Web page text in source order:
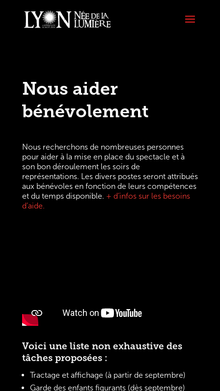
Nous aider
bénévolement
Nous recherchons de nombreuses personnes
pour aider à la mise en place du spectacle et à
son bon déroulement les soirs de
représentations. Les divers postes seront attribués
aux bénévoles en fonction de leurs compétences
et du temps disponible. + d’infos sur les besoins
d’aide.
Voici une liste non exhaustive des
tâches proposées :
Tractage et affichage (à partir de septembre)
Garde des enfants figurants (dès septembre)